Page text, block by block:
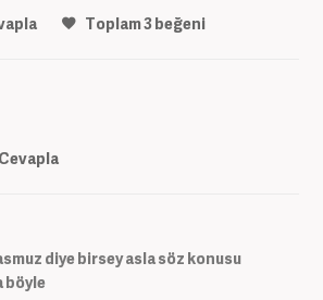
Toplam3beğeni
Cevapla
diye birsey asla söz konusu
böyle